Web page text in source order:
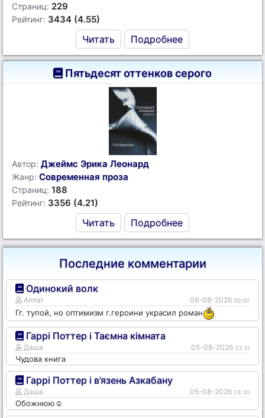
Страниц: 229
Рейтинг: 3434 (4.55)
Читать Подробнее
Пятьдесят оттенков серого
Автор: Джеймс Эрика Леонард
Жанр: Современная проза
Страниц: 188
Рейтинг: 3356 (4.21)
Читать Подробнее
Последние комментарии
Одинокий волк
Annat 06-08-2026 00:00
Гг. тупой, но оптимизм г.героини украсил роман
Гаррі Поттер і Таємна кімната
Даша 05-08-2026 23:31
Чудова книга
Гаррі Поттер і в’язень Азкабану
Даша 05-08-2026 23:30
Обожнюю☺️